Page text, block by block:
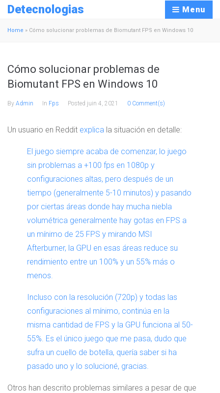
Detecnologias Menu
Home » Cómo solucionar problemas de Biomutant FPS en Windows 10
Cómo solucionar problemas de
Biomutant FPS en Windows 10
By Admin In Fps Posted juin 4, 2021 0 Comment(s)
Un usuario en Reddit explica la situación en detalle:
El juego siempre acaba de comenzar, lo juego
sin problemas a +100 fps en 1080p y
configuraciones altas, pero después de un
tiempo (generalmente 5-10 minutos) y pasando
por ciertas áreas donde hay mucha niebla
volumétrica generalmente hay gotas en FPS a
un mínimo de 25 FPS y mirando MSI
Afterburner, la GPU en esas áreas reduce su
rendimiento entre un 100% y un 55% más o
menos.
Incluso con la resolución (720p) y todas las
configuraciones al mínimo, continúa en la
misma cantidad de FPS y la GPU funciona al 50-
55%. Es el único juego que me pasa, dudo que
sufra un cuello de botella, quería saber si ha
pasado uno y lo solucioné, gracias.
Otros han descrito problemas similares a pesar de que